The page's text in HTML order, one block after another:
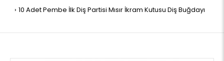
10 Adet Pembe İlk Diş Partisi Mısır İkram Kutusu Diş Buğdayı